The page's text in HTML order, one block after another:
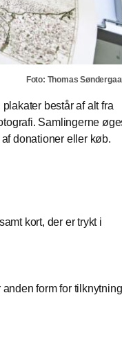
Foto: Thomas
består af alt fra
Samlingerne
donationer eller køb.
kort, der er trykt i
form for tilknytning